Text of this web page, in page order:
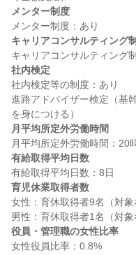
メンター制度
キャリアコンサルティング
社内検定
社内検定等の制度：あり
進路アドバイザー検定（基
月平均所定外労働時間
有給取得平均日数
育児休業取得者数
女性：育休取得者9名（対象
役員・管理職の女性比率
女性役員比率：0.8%